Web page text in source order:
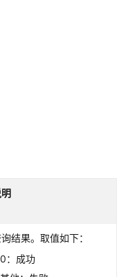
结果。取值如下：
0：成功